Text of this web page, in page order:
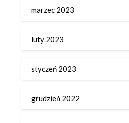
marzec 2023
luty 2023
styczeń 2023
grudzień 2022